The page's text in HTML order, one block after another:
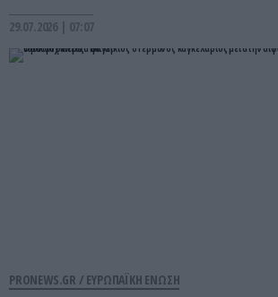
29.07.2026 | 07:07
PRONEWS.GR / ΕΥΡΩΠΑΪΚΗ ΕΝΩΣΗ